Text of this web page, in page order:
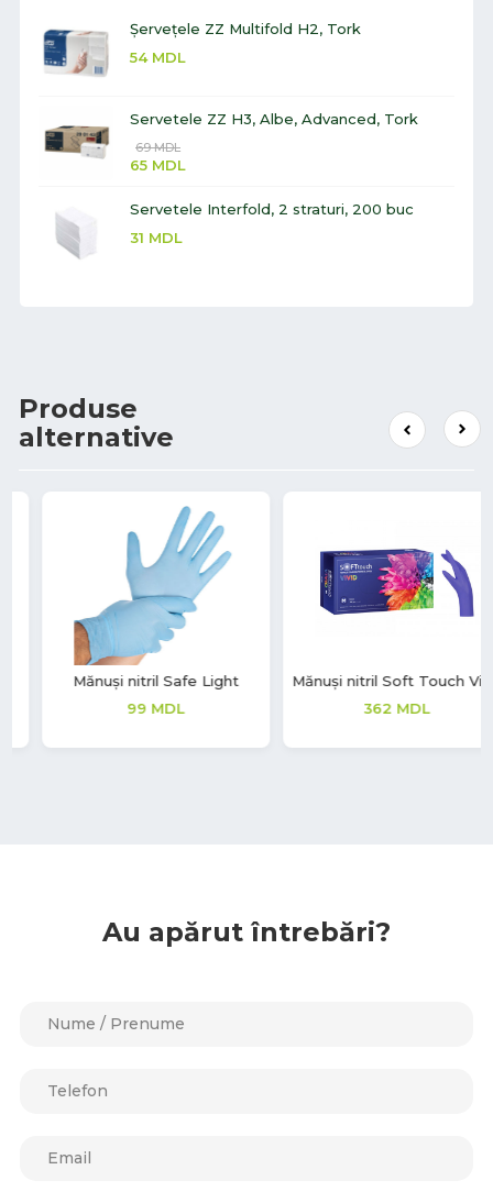
Șervețele ZZ Multifold H2, Tork
54 MDL
Servetele ZZ H3, Albe, Advanced, Tork
69MDL
65 MDL
Servetele Interfold, 2 straturi, 200 buc
31 MDL
Produse
alternative
Mănuși nitril Safe Light
MDL
Mănuși nitril Soft Touch Vivid
362MDL
Au apărut întrebări?